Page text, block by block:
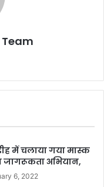
में चलाया गया मास्क
अभियान,
6, 2022